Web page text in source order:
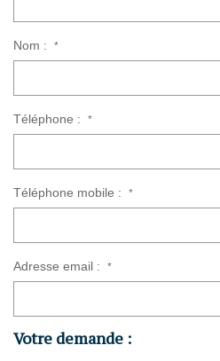
Nom : *
Téléphone : *
Téléphone mobile : *
Adresse email : *
Votre demande :